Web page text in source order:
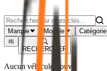
Marque Modèle Catégorie
RECHERCHER
Aucun véhicule trouvé